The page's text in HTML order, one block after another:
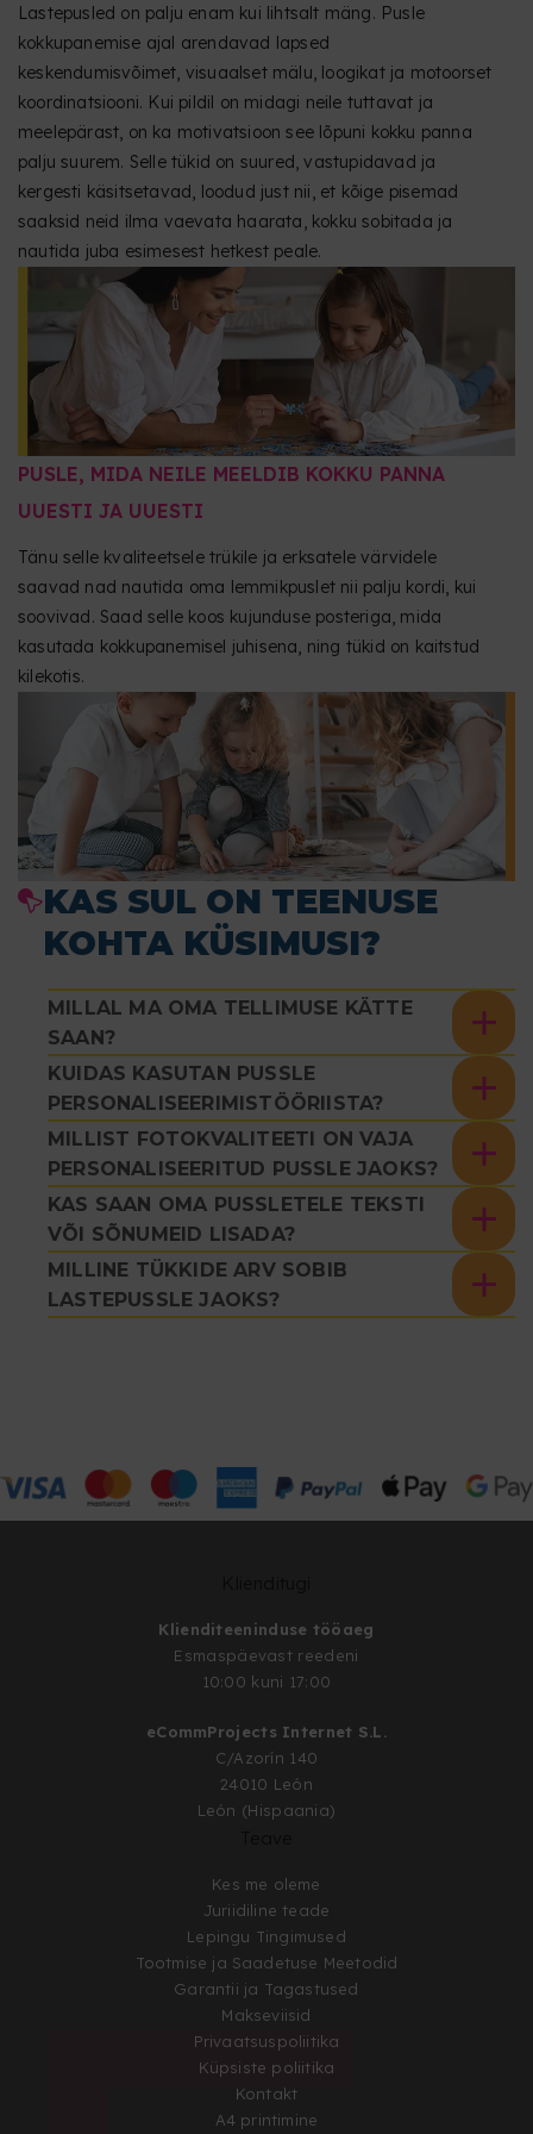
Lastepusled on palju enam kui lihtsalt mäng. Pusle
kokkupanemise ajal arendavad lapsed
keskendumisvõimet, visuaalset mälu, loogikat ja motoorset
koordinatsiooni. Kui pildil on midagi neile tuttavat ja
meelepärast, on ka motivatsioon see lõpuni kokku panna
palju suurem. Selle tükid on suured, vastupidavad ja
kergesti käsitsetavad, loodud just nii, et kõige pisemad
saaksid neid ilma vaevata haarata, kokku sobitada ja
nautida juba esimesest hetkest peale.
PUSLE, MIDA NEILE MEELDIB KOKKU PANNA
UUESTI JA UUESTI
Tänu selle kvaliteetsele trükile ja erksatele värvidele
saavad nad nautida oma lemmikpuslet nii palju kordi, kui
soovivad. Saad selle koos kujunduse posteriga, mida
kasutada kokkupanemisel juhisena, ning tükid on kaitstud
kilekotis.
KAS SUL ON TEENUSE
KOHTA KÜSIMUSI?
MILLAL MA OMA TELLIMUSE KÄTTE
SAAN?
KUIDAS KASUTAN PUSSLE
PERSONALISEERIMISTÖÖRIISTA?
MILLIST FOTOKVALITEETI ON VAJA
PERSONALISEERITUD PUSSLE JAOKS?
KAS SAAN OMA PUSSLETELE TEKSTI
VÕI SÕNUMEID LISADA?
MILLINE TÜKKIDE ARV SOBIB
LASTEPUSSLE JAOKS?
Klienditeeninduse tööaeg
Esmaspäevast reedeni
10:00 kuni 17:00
eCommProjects Internet S.L.
C/Azorín 140
24010 León
León (Hispaania)
Kes me oleme
Juriidiline teade
Lepingu Tingimused
Tootmise ja Saadetuse Meetodid
Garantii ja Tagastused
Makseviisid
Privaatsuspoliitika
Küpsiste poliitika
Kontakt
A4 printimine